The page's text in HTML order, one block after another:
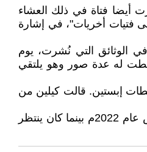
أيضا فتاة في ذلك العشاء
فتيات أخريات"، في إشارة
الوثائق التي نُشرت، يوم
له عدة صور وهو يلتقي
إبستين. قالت كيلين من
20- جان لوك برونيل: انتحر جان لوك برونيل، وهو وكيل عارضات أزياء فرنسي يشتبه في أنه كان بحث عن فتيات لصالح إبستين، في أحد سجون باريس عام 2022م بينما كان ينتظر